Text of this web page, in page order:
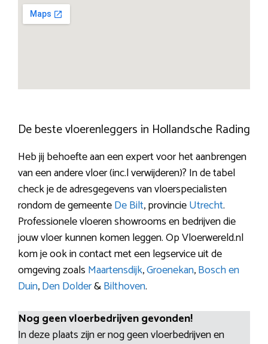
De beste vloerenleggers in Hollandsche Rading
Heb jij behoefte aan een expert voor het aanbrengen
van een andere vloer (inc.l verwijderen)? In de tabel
check je de adresgegevens van vloerspecialisten
rondom de gemeenteDe Bilt, provincieUtrecht.
Professionele vloeren showrooms en bedrijven die
jouw vloer kunnen komen leggen. Op Vloerwereld.nl
kom je ook in contact met een legservice uit de
omgeving zoals Maartensdijk,Groenekan,Bosch en
Duin,Den Dolder&Bilthoven.
Nog geen vloerbedrijven gevonden!
In deze plaats zijn er nog geen vloerbedrijven en